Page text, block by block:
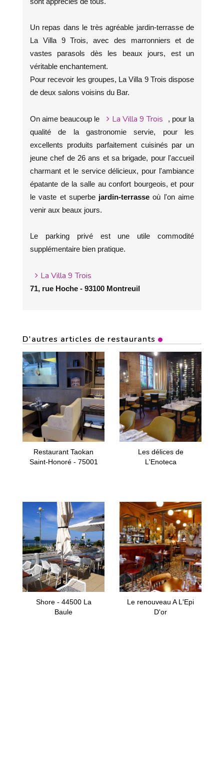
Un repas dans le très agréable jardin-terrasse de
La Villa 9 Trois, avec des marronniers et de
vastes parasols dès les beaux jours, est un
véritable enchantement.
Pour recevoir les groupes, La Villa 9 Trois dispose
de deux salons voisins du Bar.
On aime beaucoup le La Villa 9 Trois
, pour la
qualité de la gastronomie servie, pour les
excellents produits parfaitement cuisinés par un
jeune chef de 26 ans et sa brigade, pour l'accueil
charmant et le service délicieux, pour l'ambiance
épatante de la salle au confort bourgeois, et pour
le vaste et superbe jardin-terrasseoù l'on aime
venir aux beaux jours.
Le parking privé est une utile commodité
supplémentaire bien pratique.
La Villa 9 Trois
71, rue Hoche - 93100 Montreuil
D'autres articles de restaurants
Restaurant Taokan
Saint-Honoré - 75001
Les délices de
L'Enoteca
Shore - 44500 La
Baule
Le renouveau A L'Epi
D'or